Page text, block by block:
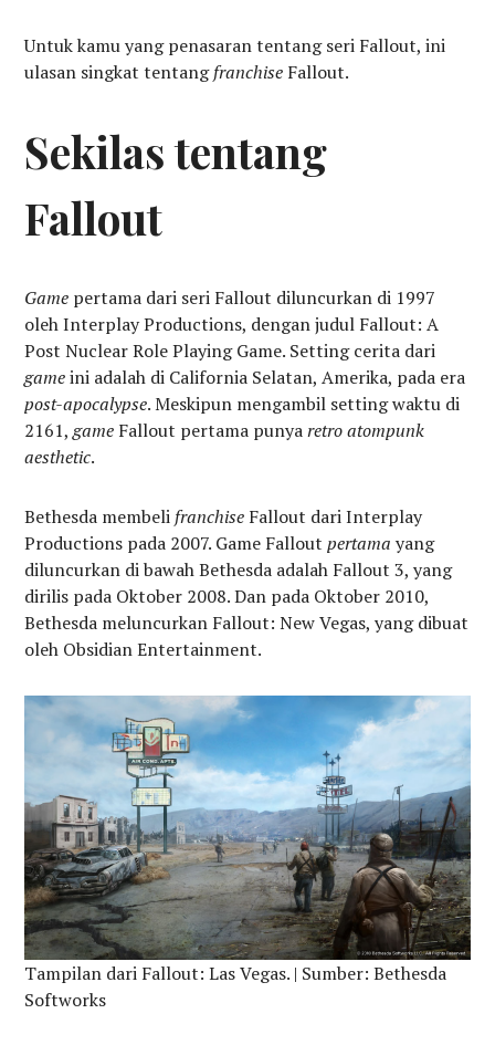
Untuk kamu yang penasaran tentang seri Fallout, ini
ulasan singkat tentangfranchise Fallout.
Sekilas tentang
Fallout
Game pertama dari seri Fallout diluncurkan di 1997
oleh Interplay Productions, dengan judul Fallout: A
Post Nuclear Role Playing Game. Setting cerita dari
gameini adalah di California Selatan, Amerika, pada era
post-apocalypse. Meskipun mengambil setting waktu di
2161,game Fallout pertama punyaretro atompunk
aesthetic.
Bethesda membeli franchise Fallout dari Interplay
Productions pada 2007. Game Falloutpertamayang
diluncurkan di bawah Bethesda adalah Fallout 3, yang
dirilis pada Oktober 2008. Dan pada Oktober 2010,
Bethesda meluncurkan Fallout: New Vegas, yang dibuat
oleh Obsidian Entertainment.
Tampilan dari Fallout: Las Vegas. | Sumber: Bethesda
Softworks